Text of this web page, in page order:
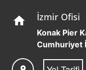
home İzmir Ofisi
Konak Pier
Cumhuriyet